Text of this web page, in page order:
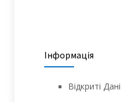
Інформація
Відкриті Дані